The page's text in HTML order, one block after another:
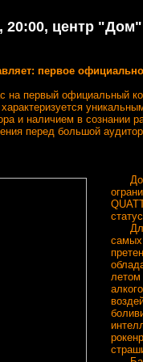
20:00, центр "Дом"
первое
на первый официальный
и наличием в сознании
перед большой
До
Для
самых
летом